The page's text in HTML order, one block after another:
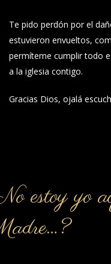
Te pido perdón por el
estuvieron envueltos,
permíteme cumplir todo
a la iglesia contigo.
Gracias Dios, ojalá
estoy yo